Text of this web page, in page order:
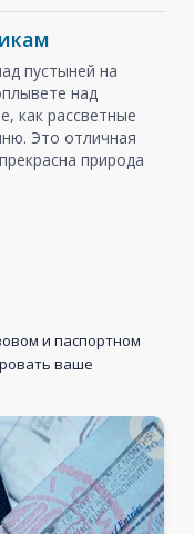
пустыней на
над
как рассветные
Это отличная
природа
и паспортном
ваше